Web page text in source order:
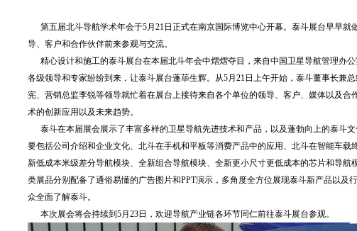
第五届北斗导航学术年会于5月21日正式在南京国际博览中心开幕。泰斗展台早早就
导、客户和合作伙伴前来参观与交流。
精心设计和施工的泰斗展台在本届北斗年会中熠熠夺目，来自中国卫星导航管理办
各级领导和专家纷纷到来，让泰斗展台蓬荜生辉。从5月21日上午开始，泰斗董事长兼
宪、营销总监李锐等领导就忙着在展台上接待来自各个单位的领导、客户、媒体以及合
术的创新应用以及未来趋势。
泰斗在本届展会展示了丰富多样的卫星导航先进技术和产品，以及蓬勃向上的泰斗
要包括公司介绍和企业文化、北斗在手机和平板等消费产品中的应用、北斗在智能车载
新低成本米级差分导航模块、全新组合导航模块、全新更小尺寸更低成本的芯片和导航
类展品分别配备了通俗易懂的广告图片和PPT演示，多角度全方位展现泰斗新产品以及
众全面了解泰斗。
本次展会将会持续到5月23日，欢迎导航产业链各环节同仁前往泰斗展台参观。